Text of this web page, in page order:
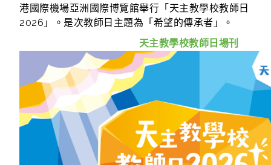
港國際機場亞洲國際博覽館舉行「天主教學校教師日
2026」。是次教師日主題為「希望的傳承者」。
天主教學校教師日場刊